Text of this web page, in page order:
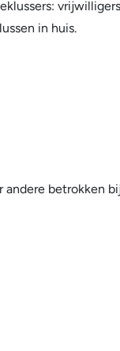
in huis.
betrokken